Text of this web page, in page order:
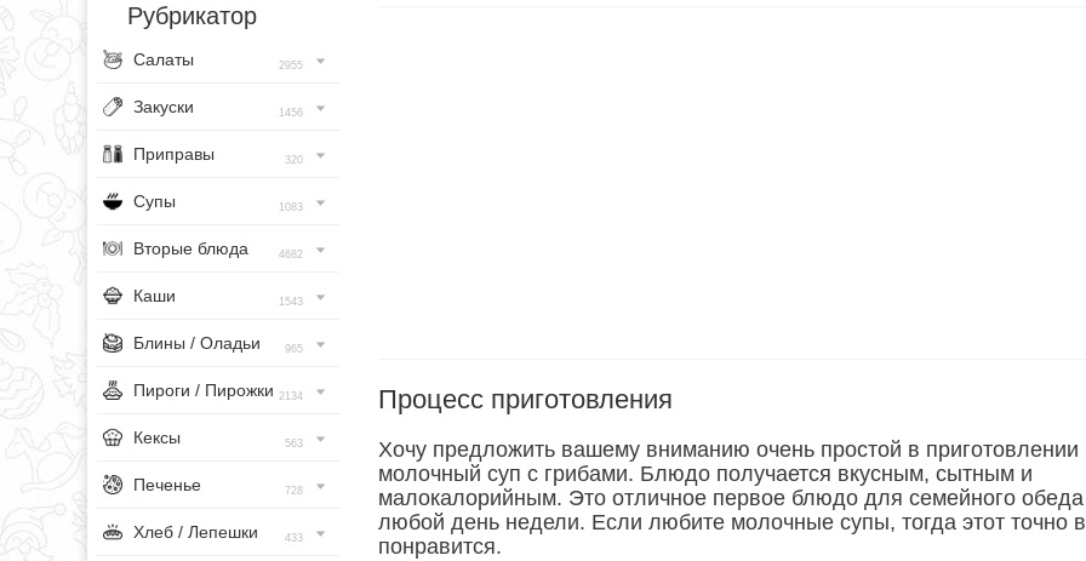
Рубрикатор
Салаты 2955
Закуски 1456
Приправы 320
Супы 1083
Вторые блюда 4682
Каши 1543
Блины / Оладьи 965
Пироги / Пирожки 2134
Кексы 563
Печенье 728
Хлеб / Лепешки 433
Процесс приготовления
Хочу предложить вашему вниманию очень простой в приготовлении
молочный суп с грибами. Блюдо получается вкусным, сытным и
малокалорийным. Это отличное первое блюдо для семейного
любой день недели. Если любите молочные супы, тогда этот точно
понравится.